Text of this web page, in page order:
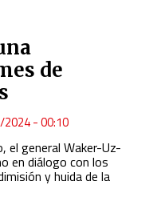
de
- 00:10
el general Waker-Uz-
en diálogo con los
y huida de la